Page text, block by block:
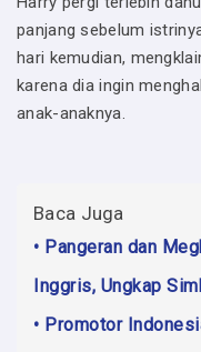
panjang sebelum
hari kemudian,
karena dia ingin
anak-anaknya.
Baca Juga
• Pangeran dan
Inggris, Ungkap
• Promotor